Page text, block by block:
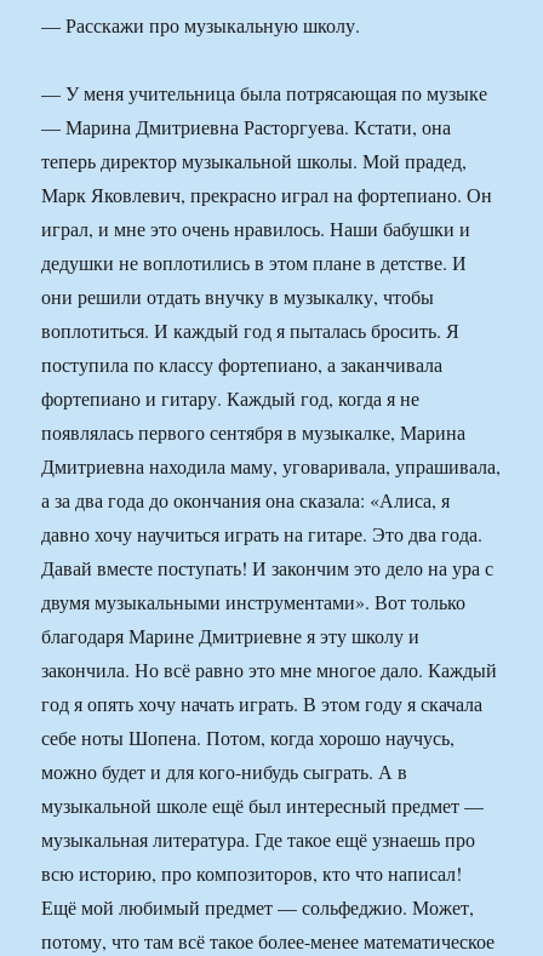
— Расскажи про музыкальную школу.
— У меня учительница была потрясающая по музыке
— Марина Дмитриевна Расторгуева. Кстати, она
теперь директор музыкальной школы. Мой прадед,
Марк Яковлевич, прекрасно играл на фортепиано. Он
играл, и мне это очень нравилось. Наши бабушки и
дедушки не воплотились в этом плане в детстве. И
они решили отдать внучку в музыкалку, чтобы
воплотиться. И каждый год я пыталась бросить. Я
поступила по классу фортепиано, а заканчивала
фортепиано и гитару. Каждый год, когда я не
появлялась первого сентября в музыкалке, Марина
Дмитриевна находила маму, уговаривала, упрашивала,
а за два года до окончания она сказала: «Алиса, я
давно хочу научиться играть на гитаре. Это два года.
Давай вместе поступать! И закончим это дело на ура с
двумя музыкальными инструментами». Вот только
благодаря Марине Дмитриевне я эту школу и
закончила. Но всё равно это мне многое дало. Каждый
год я опять хочу начать играть. В этом году я скачала
себе ноты Шопена. Потом, когда хорошо научусь,
можно будет и для кого-нибудь сыграть. А в
музыкальной школе ещё был интересный предмет —
музыкальная литература. Где такое ещё узнаешь про
всю историю, про композиторов, кто что написал!
Ещё мой любимый предмет — сольфеджио. Может,
потому, что там всё такое более-менее математическое